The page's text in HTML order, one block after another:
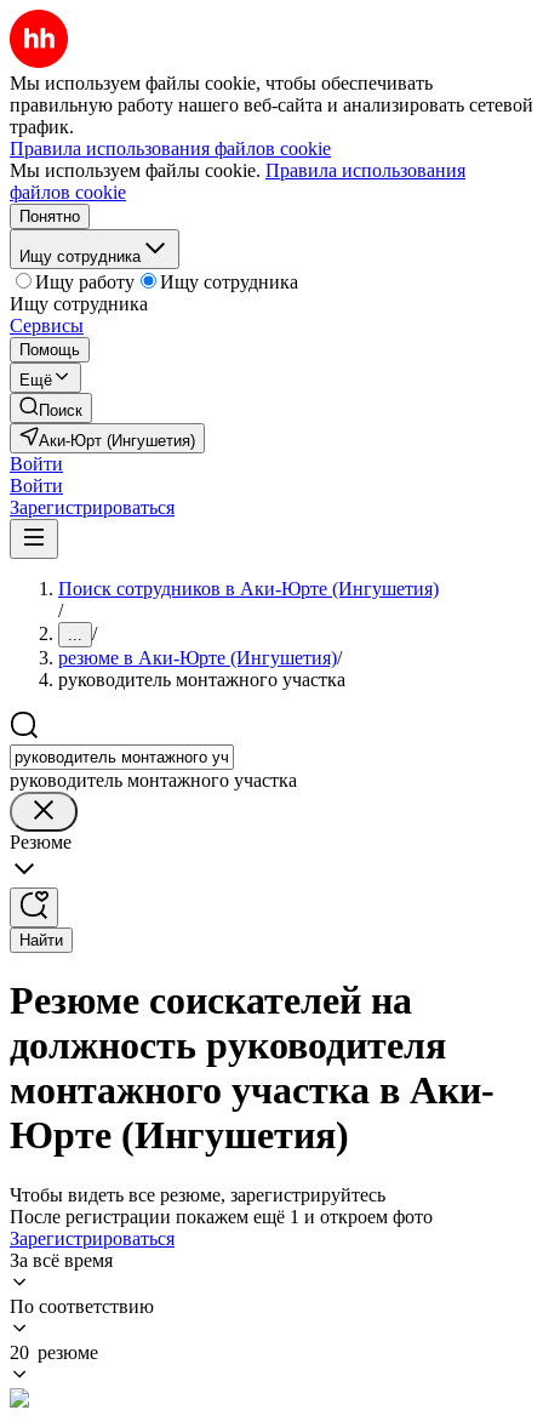
Мы используем файлы cookie, чтобы обеспечивать
правильную работу нашего веб-сайта и анализировать сетевой
трафик.
Правила использования файлов cookie
Мы используем файлы cookie. Правила использования
файлов cookie
Понятно
Ищу сотрудника
Ищу работу
Ищу сотрудника
Ищу сотрудника
Сервисы
Помощь
Ещё
Поиск
Аки-Юрт (Ингушетия)
Войти
Войти
Зарегистрироваться
Поиск сотрудников в Аки-Юрте (Ингушетия)
/
... /
резюме в Аки-Юрте (Ингушетия)/
руководитель монтажного участка
руководитель монтажного участка
Резюме
Найти
Резюме соискателей на
должность руководителя
монтажного участка в Аки-
Юрте (Ингушетия)
Чтобы видеть все резюме, зарегистрируйтесь
После регистрации покажем ещё 1 и откроем фото
Зарегистрироваться
За всё время
По соответствию
20 резюме